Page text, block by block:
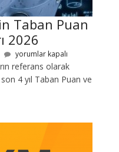
Taban Puan
2026
yorumlar kapalı
referans olarak
4 yıl Taban Puan ve